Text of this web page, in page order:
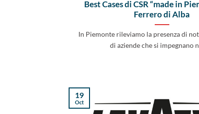
Best Cases di CSR “made in
Ferrero di Alba
In Piemonte rileviamo la presenza di
di aziende che si impegnano
19
Oct